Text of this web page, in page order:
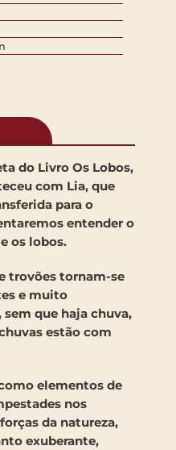
do Livro Os Lobos,
com Lia, que
para o
entender o
os lobos.
trovões tornam-se
e muito
que haja chuva,
estão com
elementos de
nos
da natureza,
exuberante,